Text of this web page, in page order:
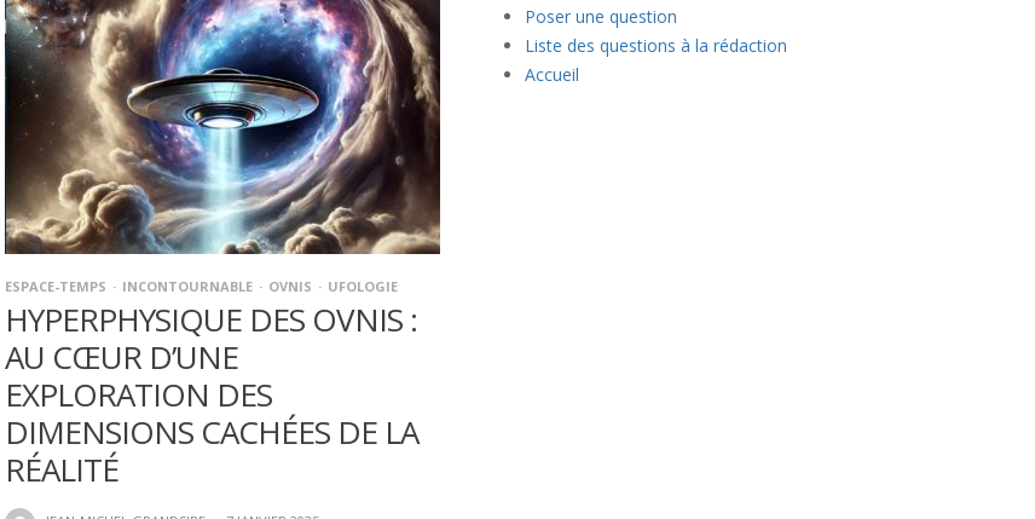
ESPACE-TEMPS INCONTOURNABLE OVNIS UFOLOGIE
HYPERPHYSIQUE DES OVNIS :
AU CŒUR D’UNE
EXPLORATION DES
DIMENSIONS CACHÉES DE LA
RÉALITÉ
Poser une question
Liste des questions à la rédaction
Accueil